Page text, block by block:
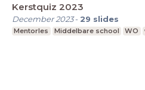
Kerstquiz 2023
December 2023- 29 slides
Mentorles Middelbare school WO